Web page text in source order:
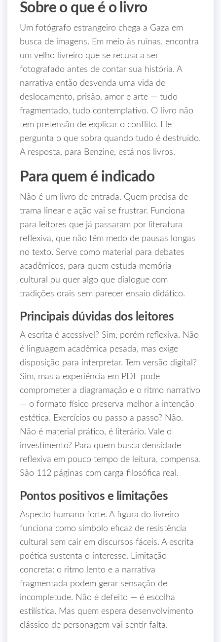
Sobre o que é o livro
Um fotógrafo estrangeiro chega a Gaza em
busca de imagens. Em meio às ruínas, encontra
um velho livreiro que se recusa a ser
fotografado antes de contar sua história. A
narrativa então desvenda uma vida de
deslocamento, prisão, amor e arte — tudo
fragmentado, tudo contemplativo. O livro não
tem pretensão de explicar o conflito. Ele
pergunta o que sobra quando tudo é destruído.
A resposta, para Benzine, está nos livros.
Para quem é indicado
Não é um livro de entrada. Quem precisa de
trama linear e ação vai se frustrar. Funciona
para leitores que já passaram por literatura
reflexiva, que não têm medo de pausas longas
no texto. Serve como material para debates
acadêmicos, para quem estuda memória
cultural ou quer algo que dialogue com
tradições orais sem parecer ensaio didático.
Principais dúvidas dos leitores
A escrita é acessível? Sim, porém reflexiva. Não
é linguagem acadêmica pesada, mas exige
disposição para interpretar. Tem versão digital?
Sim, mas a experiência em PDF pode
comprometer a diagramação e o ritmo narrativo
— o formato físico preserva melhor a intenção
estética. Exercícios ou passo a passo? Não.
Não é material prático, é literário. Vale o
investimento? Para quem busca densidade
reflexiva em pouco tempo de leitura, compensa.
São 112 páginas com carga filosófica real.
Pontos positivos e limitações
Aspecto humano forte. A figura do livreiro
funciona como símbolo eficaz de resistência
cultural sem cair em discursos fáceis. A escrita
poética sustenta o interesse. Limitação
concreta: o ritmo lento e a narrativa
fragmentada podem gerar sensação de
incompletude. Não é defeito — é escolha
estilística. Mas quem espera desenvolvimento
clássico de personagem vai sentir falta.